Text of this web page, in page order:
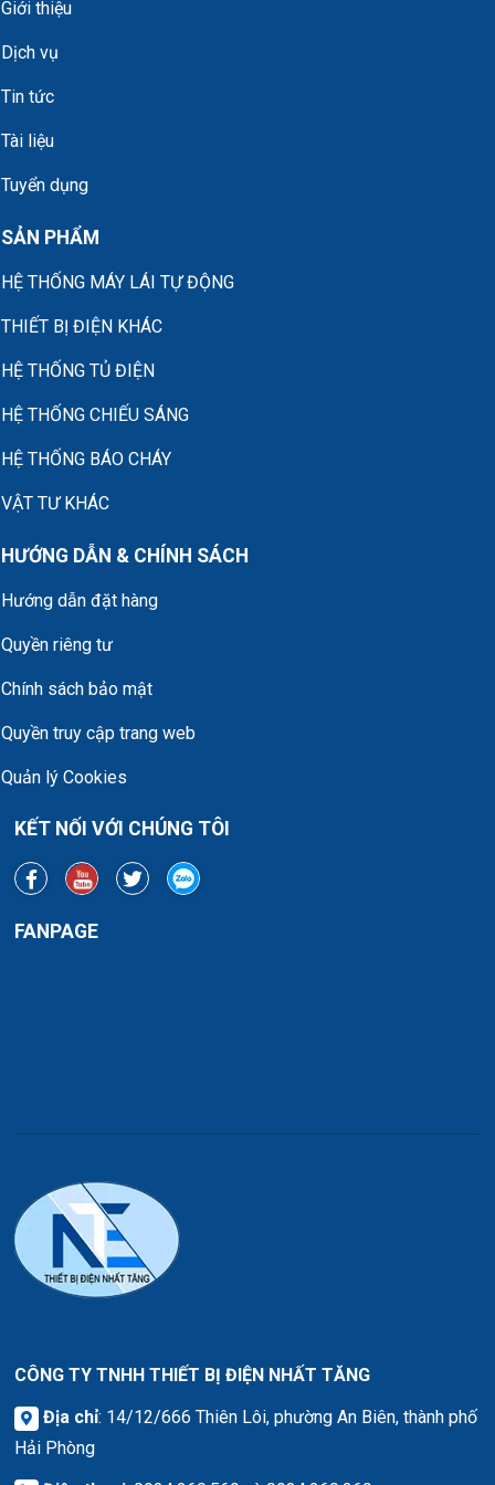
Giới thiệu
Dịch vụ
Tin tức
Tài liệu
Tuyển dụng
SẢN PHẨM
HỆ THỐNG MÁY LÁI TỰ ĐỘNG
THIẾT BỊ ĐIỆN KHÁC
HỆ THỐNG TỦ ĐIỆN
HỆ THỐNG CHIẾU SÁNG
HỆ THỐNG BÁO CHÁY
VẬT TƯ KHÁC
HƯỚNG DẪN & CHÍNH SÁCH
Hướng dẫn đặt hàng
Quyền riêng tư
Chính sách bảo mật
Quyền truy cập trang web
Quản lý Cookies
KẾT NỐI VỚI CHÚNG TÔI
FANPAGE
CÔNG TY TNHH THIẾT BỊ ĐIỆN NHẤT TĂNG
Địa chỉ: 14/12/666 Thiên Lôi, phường An Biên, thành phố
Hải Phòng